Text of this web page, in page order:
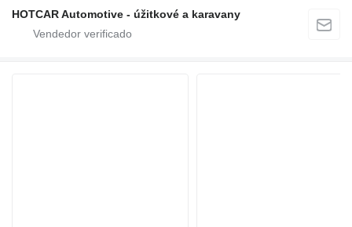
HOTCAR Automotive - úžitkové a karavany